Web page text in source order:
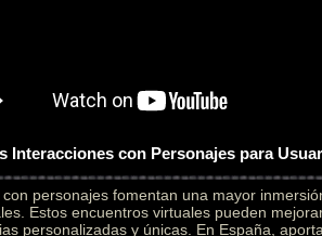
Interacciones con Personajes para
personajes fomentan una mayor
Estos encuentros virtuales pueden
personalizadas y únicas. En España,